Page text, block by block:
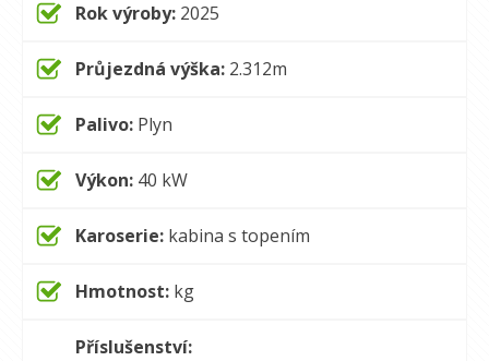
Rok výroby: 2025
Průjezdná výška: 2.312m
Palivo: Plyn
Výkon: 40 kW
Karoserie: kabina s topením
Hmotnost: kg
Příslušenství: